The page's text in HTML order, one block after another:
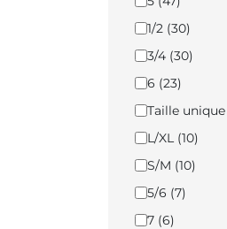
1/2 (30)
3/4 (30)
6 (23)
Taille
L/XL (10)
S/M (10)
5/6 (7)
7 (6)